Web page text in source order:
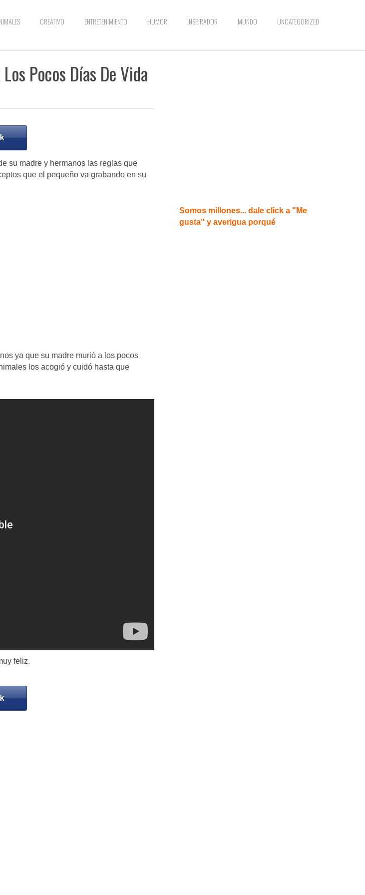
CREATIVO ENTRETENIMIENTO HUMOR INSPIRADOR MUNDO UNCATEGORIZED
Pocos Días De Vida
su madre y hermanos las reglas que
que el pequeño va grabando en su
ya que su madre murió a los pocos
los acogió y cuidó hasta que
feliz.
Somos millones... dale click a "Me
gusta" y averigua porqué